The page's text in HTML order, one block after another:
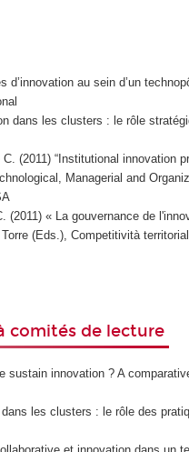
au sein d’un
dans les clusters : le rôle
(2011) “Institutional innovation
Managerial and
« La gouvernance de
(Eds.), Competitività
comités de lecture
sustain innovation ? A
les clusters : le rôle des